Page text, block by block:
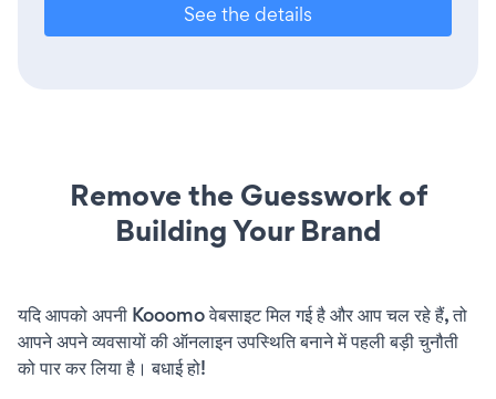
See the details
Remove the Guesswork of
Building Your Brand
यदि आपको अपनी Kooomo वेबसाइट मिल गई है और आप चल रहे हैं, तो
आपने अपने व्यवसायों की ऑनलाइन उपस्थिति बनाने में पहली बड़ी चुनौती
को पार कर लिया है। बधाई हो!